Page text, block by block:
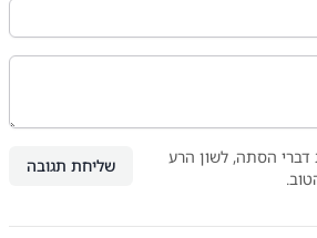
דברי הסתה, לשון הרע
שליחת תגובה